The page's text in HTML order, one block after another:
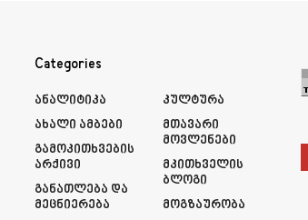
Categories
Ანალიტიკა
Ახალი Ამბები
Გამოკითხვების
Არქივი
Განათლება Და
Მეცნიერება
Კულტურა
Მთავარი
Მოვლენები
Მკითხველის
Ბლოგი
Მოგზაურობა